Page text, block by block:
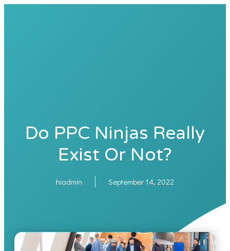
Do PPC Ninjas Really
Exist Or Not?
hiadmin September 14, 2022